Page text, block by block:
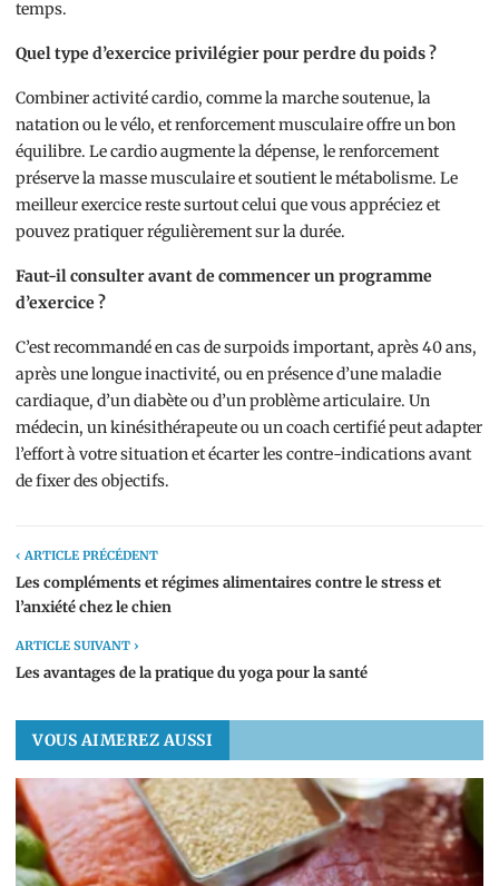
temps.
Quel type d’exercice privilégier pour perdre du poids ?
Combiner activité cardio, comme la marche soutenue, la
natation ou le vélo, et renforcement musculaire offre un bon
équilibre. Le cardio augmente la dépense, le renforcement
préserve la masse musculaire et soutient le métabolisme. Le
meilleur exercice reste surtout celui que vous appréciez et
pouvez pratiquer régulièrement sur la durée.
Faut-il consulter avant de commencer un programme
d’exercice ?
C’est recommandé en cas de surpoids important, après 40 ans,
après une longue inactivité, ou en présence d’une maladie
cardiaque, d’un diabète ou d’un problème articulaire. Un
médecin, un kinésithérapeute ou un coach certifié peut adapter
l’effort à votre situation et écarter les contre-indications avant
de fixer des objectifs.
‹ ARTICLE PRÉCÉDENT
Les compléments et régimes alimentaires contre le stress et
l’anxiété chez le chien
ARTICLE SUIVANT ›
Les avantages de la pratique du yoga pour la santé
VOUS AIMEREZ AUSSI